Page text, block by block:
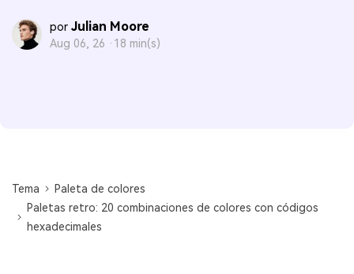
por Julian Moore
Aug 06, 26 · 18 min(s)
Tema
Paleta de colores
Paletas retro: 20 combinaciones de colores con códigos
hexadecimales